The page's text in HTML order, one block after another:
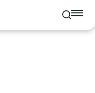
Toggle
mobile